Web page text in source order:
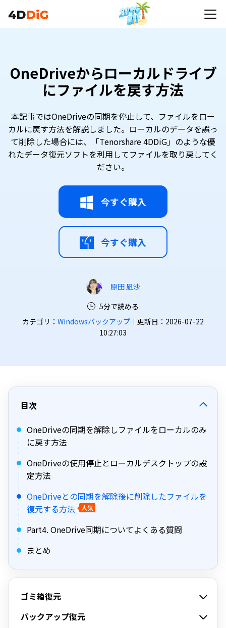
OneDriveからローカルドライブ
にファイルを戻す方法
本記事ではOneDriveの同期を停止して、ファイルをロー
カルに戻す方法を解説しました。ローカルのデータを誤っ
て削除した場合には、「Tenorshare 4DDiG」のような優
れたデータ復元ソフトを利用してファイルを取り戻してく
ださい。
今すぐ購入
今すぐ購入
原田 凪沙
5分で読める
カテゴリ： Windowsバックアップ ｜更新日：2026-07-22
10:27:03
目次
OneDriveの同期を解除しファイルをローカルのみ
に戻す方法
OneDriveの使用停止とローカルデスクトップの設
定方法
OneDriveとの同期を解除後に削除したファイルを
復元する方法
人気
Part4. OneDrive同期についてよくある質問
まとめ
ゴミ箱復元
バックアップ復元